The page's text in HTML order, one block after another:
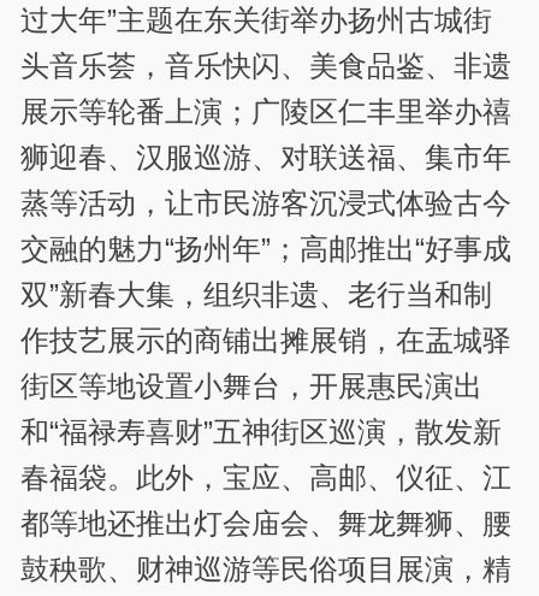
过大年”主题在东关街举办扬州古城街
头音乐荟，音乐快闪、美食品鉴、非遗
展示等轮番上演；广陵区仁丰里举办禧
狮迎春、汉服巡游、对联送福、集市年
蒸等活动，让市民游客沉浸式体验古今
交融的魅力“扬州年”；高邮推出“好事成
双”新春大集，组织非遗、老行当和制
作技艺展示的商铺出摊展销，在盂城驿
街区等地设置小舞台，开展惠民演出
和“福禄寿喜财”五神街区巡演，散发新
春福袋。此外，宝应、高邮、仪征、江
都等地还推出灯会庙会、舞龙舞狮、腰
鼓秧歌、财神巡游等民俗项目展演，精